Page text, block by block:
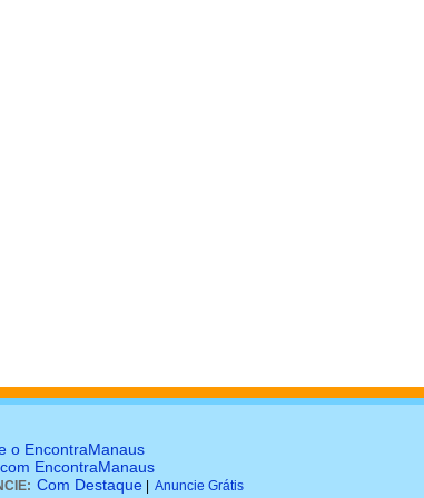
o EncontraManaus
EncontraManaus
Com Destaque Anuncie Grátis